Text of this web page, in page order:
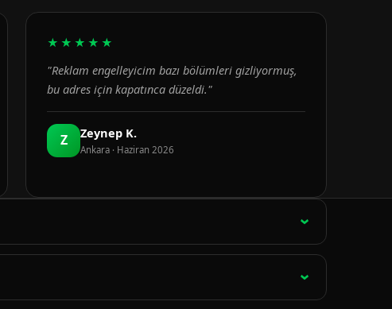
★★★★★
"Reklam engelleyicim bazı bölümleri gizliyormuş,
bu adres için kapatınca düzeldi."
Z Zeynep K.
Ankara · Haziran 2026
Bağlantı 15 dakikada bir otomatik olarak